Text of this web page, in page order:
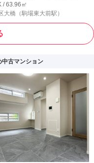
/ 63.96㎡
大橋 （駒場東大前駅）
中古マンション